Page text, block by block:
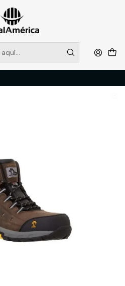
EN TIENDA, DESDE
2237
más
ZAPATOS DE SEGURIDAD
PJ507MDKTC N°45